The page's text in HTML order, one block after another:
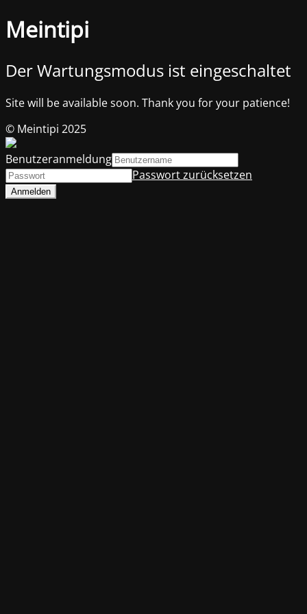
Meintipi
Der Wartungsmodus ist eingeschaltet
Site will be available soon. Thank you for your patience!
© Meintipi 2025
Benutzeranmeldung
Passwort zurücksetzen